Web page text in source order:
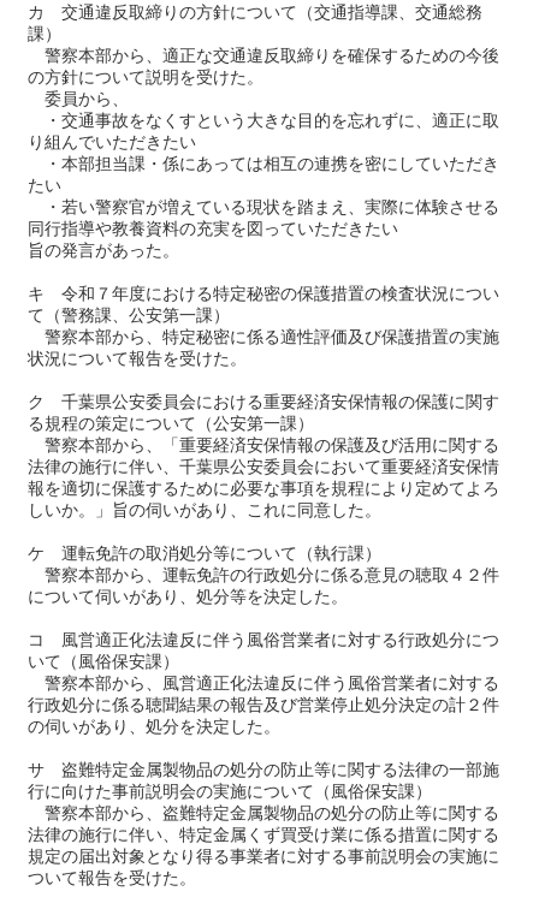
カ 交通違反取締りの方針について（交通指導課、交通総務
課）
警察本部から、適正な交通違反取締りを確保するための今後
の方針について説明を受けた。
委員から、
・交通事故をなくすという大きな目的を忘れずに、適正に取
り組んでいただきたい
・本部担当課・係にあっては相互の連携を密にしていただき
たい
・若い警察官が増えている現状を踏まえ、実際に体験させる
同行指導や教養資料の充実を図っていただきたい
旨の発言があった。
キ 令和７年度における特定秘密の保護措置の検査状況につい
て（警務課、公安第一課）
警察本部から、特定秘密に係る適性評価及び保護措置の実施
状況について報告を受けた。
ク 千葉県公安委員会における重要経済安保情報の保護に関す
る規程の策定について（公安第一課）
警察本部から、「重要経済安保情報の保護及び活用に関する
法律の施行に伴い、千葉県公安委員会において重要経済安保情
報を適切に保護するために必要な事項を規程により定めてよろ
しいか。」旨の伺いがあり、これに同意した。
ケ 運転免許の取消処分等について（執行課）
警察本部から、運転免許の行政処分に係る意見の聴取４２件
について伺いがあり、処分等を決定した。
コ 風営適正化法違反に伴う風俗営業者に対する行政処分につ
いて（風俗保安課）
警察本部から、風営適正化法違反に伴う風俗営業者に対する
行政処分に係る聴聞結果の報告及び営業停止処分決定の計２件
の伺いがあり、処分を決定した。
サ 盗難特定金属製物品の処分の防止等に関する法律の一部施
行に向けた事前説明会の実施について（風俗保安課）
警察本部から、盗難特定金属製物品の処分の防止等に関する
法律の施行に伴い、特定金属くず買受け業に係る措置に関する
規定の届出対象となり得る事業者に対する事前説明会の実施に
ついて報告を受けた。